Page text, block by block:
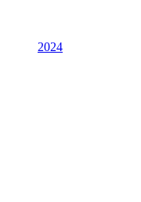
2024